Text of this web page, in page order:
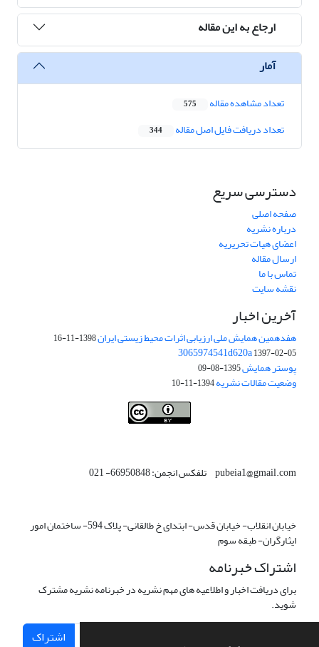
ارجاع به این مقاله
آمار
تعداد مشاهده مقاله 575
تعداد دریافت فایل اصل مقاله 344
دسترسی سریع
صفحه اصلی
درباره نشریه
اعضای هیات تحریریه
ارسال مقاله
تماس با ما
نقشه سایت
آخرین اخبار
هفدهمین همایش ملی ارزیابی اثرات محیط زیستی ایران1398-11-16
3065974541d620a1397-02-05
پوستر همایش1395-08-09
وضعیت مقالات نشریه1394-11-10
pubeia1@gmail.com تلفکس انجمن: 66950848- 021
خیابان انقلاب- خیابان قدس- ابتدای خ طالقانی- پلاک 594- ساختمان امور
ایثارگران- طبقه سوم
اشتراک خبرنامه
برای دریافت اخبار و اطلاعیه های مهم نشریه در خبرنامه نشریه مشترک
شوید.
اشتراک